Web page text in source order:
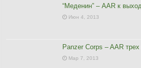
“Меденин” – AAR к
Июн 4, 2013
Panzer Corps – AAR
Мар 7, 2013